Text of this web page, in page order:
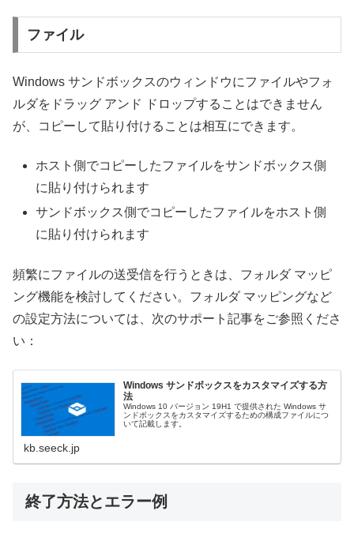
ファイル
Windows サンドボックスのウィンドウにファイルやフォ
ルダをドラッグ アンド ドロップすることはできません
が、コピーして貼り付けることは相互にできます。
ホスト側でコピーしたファイルをサンドボックス側
に貼り付けられます
サンドボックス側でコピーしたファイルをホスト側
に貼り付けられます
頻繁にファイルの送受信を行うときは、フォルダ マッピ
ング機能を検討してください。フォルダ マッピングなど
の設定方法については、次のサポート記事をご参照くださ
い：
Windows サンドボックスをカスタマイズする方
法
Windows 10 バージョン 19H1 で提供された Windows サ
ンドボックスをカスタマイズするための構成ファイルにつ
いて記載します。
kb.seeck.jp
終了方法とエラー例